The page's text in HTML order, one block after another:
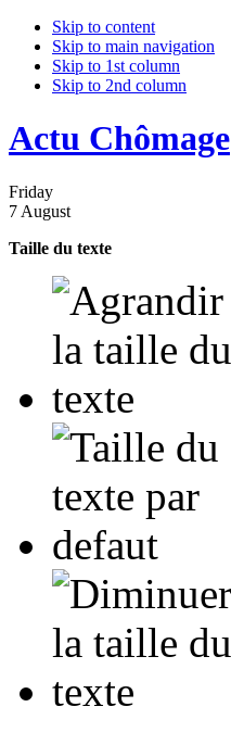
Skip to content
Skip to main navigation
Skip to 1st column
Skip to 2nd column
Actu Chômage
Friday
7 August
Taille du texte